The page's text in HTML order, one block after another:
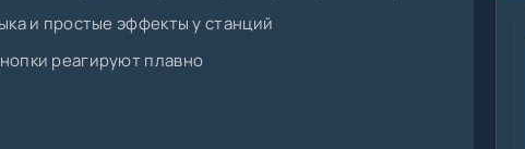
и простые эффекты у станций
реагируют плавно